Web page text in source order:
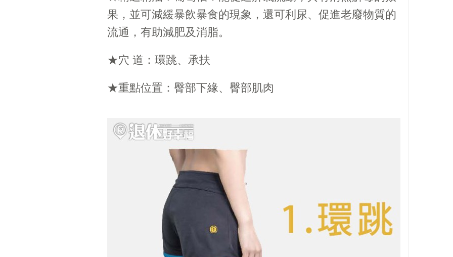
果，並可減緩暴飲暴食的現象，還可利尿、促進老廢物質的
流通，有助減肥及消脂。
★穴 道：環跳、承扶
★重點位置：臀部下緣、臀部肌肉